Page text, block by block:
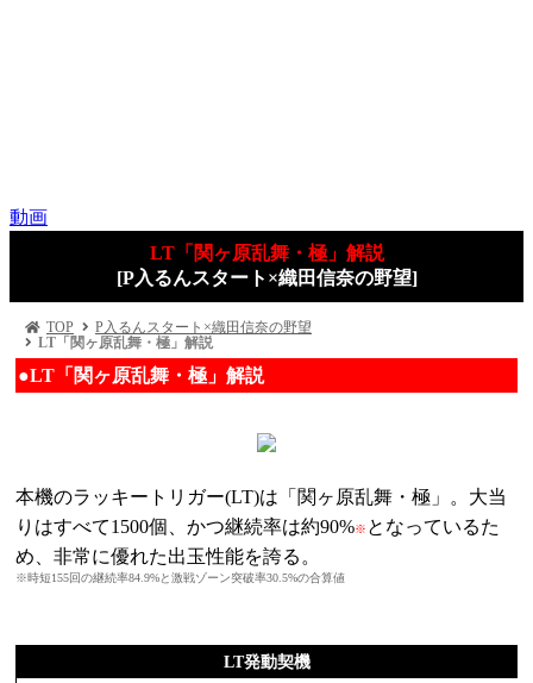
動画
LT「関ヶ原乱舞・極」解説
[P入るんスタート×織田信奈の野望]
TOP
P入るんスタート×織田信奈の野望
LT「関ヶ原乱舞・極」解説
●LT「関ヶ原乱舞・極」解説
本機のラッキートリガー(LT)は「関ヶ原乱舞・極」。大当
りはすべて1500個、かつ継続率は約90%※ となっているた
め、非常に優れた出玉性能を誇る。
※時短155回の継続率84.9%と激戦ゾーン突破率30.5%の合算値
LT発動契機